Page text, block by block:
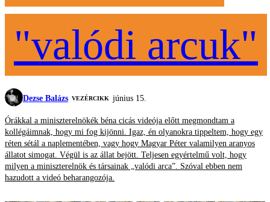
"valódi arcuk"
Dezse Balázs VEZÉRCIKK június 15.
Órákkal a miniszterelnökék béna cicás videója előtt megmondtam a
kollégáimnak, hogy mi fog kijönni. Igaz, én olyanokra tippeltem, hogy egy
réten sétál a naplementében, vagy hogy Magyar Péter valamilyen aranyos
állatot simogat. Végül is az állat bejött. Teljesen egyértelmű volt, hogy
milyen a miniszterelnök és társainak „valódi arca”. Szóval ebben nem
hazudott a videó beharangozója.